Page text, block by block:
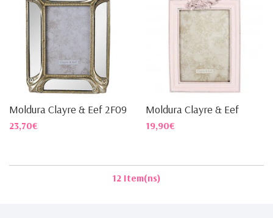
Moldura Clayre & Eef 2F0914
23,70€
Moldura Clayre & Eef
19,90€
12 Item(ns)